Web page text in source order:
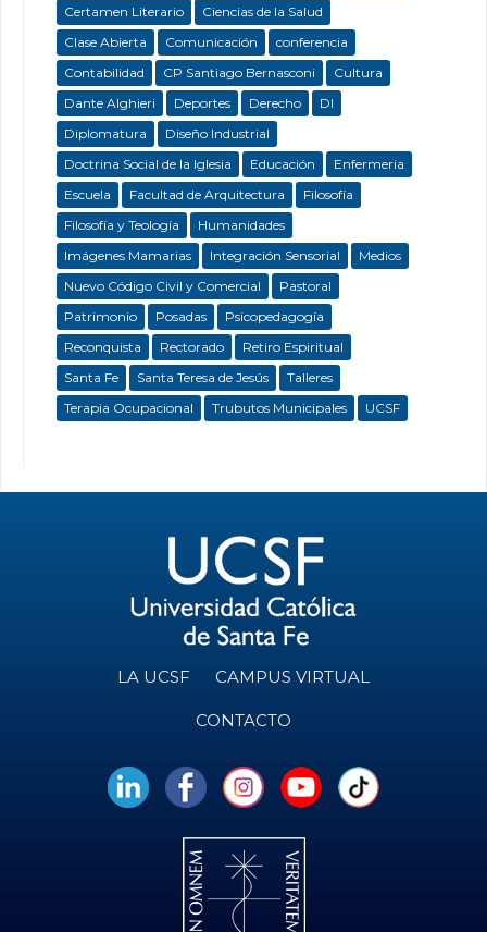
Certamen Literario
Ciencias de la Salud
Clase Abierta
Comunicación
conferencia
Contabilidad
CP Santiago Bernasconi
Cultura
Dante Alghieri
Deportes Derecho
DI
Diplomatura
Diseño Industrial
Doctrina Social de la Iglesia
Educación
Enfermeria
Escuela
Facultad de Arquitectura
Filosofía
Filosofía y Teología
Humanidades
Imágenes Mamarias
Integración Sensorial
Medios
Nuevo Código Civil y Comercial
Pastoral
Patrimonio
Posadas
Psicopedagogía
Reconquista
Rectorado
Retiro Espiritual
Santa Fe
Santa Teresa de Jesús
Talleres
Terapia Ocupacional
Trubutos Municipales UCSF
LA UCSF CAMPUS VIRTUAL
CONTACTO